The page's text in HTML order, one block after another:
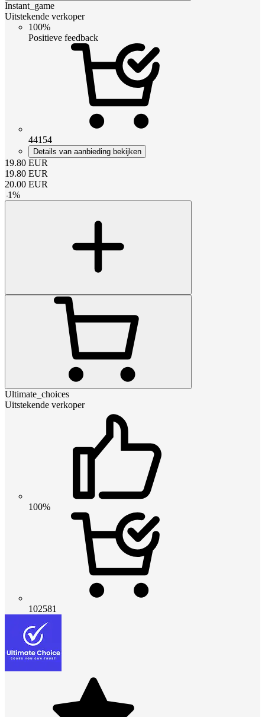
Instant_game
Uitstekende verkoper
100%
Positieve feedback
44154
Details van aanbieding bekijken
19.80 EUR
19.80 EUR
20.00 EUR
-1%
Ultimate_choices
Uitstekende verkoper
100%
102581